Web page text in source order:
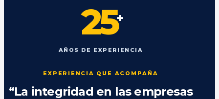
25+
AÑOS DE EXPERIENCIA
EXPERIENCIA QUE ACOMPAÑA
“La integridad en las empresas